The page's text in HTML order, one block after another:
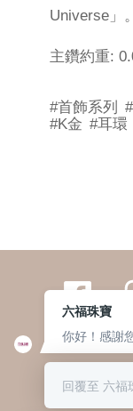
Universe」。
主鑽約重:
#首飾系列
#K金 #耳環
六福珠寶
你好！感謝
回覆至 六福